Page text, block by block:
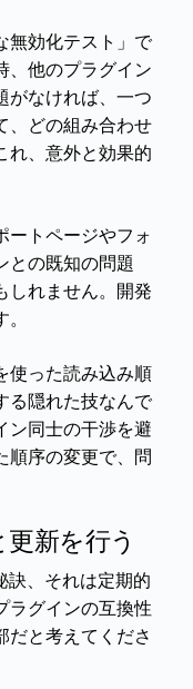
無効化テスト」で
、他のプラグイン
がなければ、一つ
、どの組み合わせ
れ、意外と効果的
ートページやフォ
との既知の問題
しれません。開発
使った読み込み順
る隠れた技なんで
ン同士の干渉を避
順序の変更で、問
新を行う
訣、それは定期的
ラグインの互換性
だと考えてくださ